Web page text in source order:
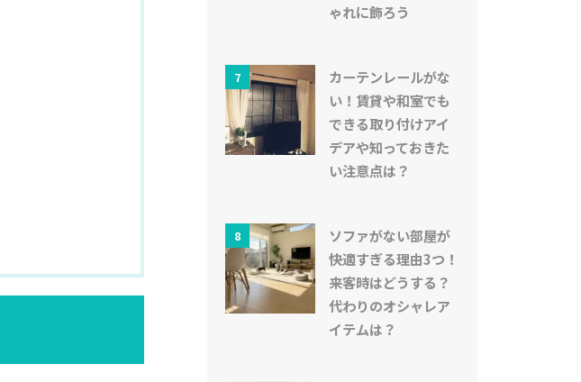
ゃれに飾ろう
7
カーテンレールがな
い！賃貸や和室でも
できる取り付けアイ
デアや知っておきた
い注意点は？
8
ソファがない部屋が
快適すぎる理由3つ！
来客時はどうする？
代わりのオシャレア
イテムは？